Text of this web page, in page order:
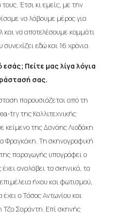
Έτσι κι εμείς, με την
να λάβουμε μέρος για
να αποτελέσουμε κομμάτι
εδώ και 16 χρόνια.
Πείτε μας λίγα λόγια
σας.
παρουσιάζεται από τη
try της Καλλιτεχνικής
της Δανάης Λιοδάκη
Φραγκάκη. Τη σκηνογραφική
παραγωγής υπογράφει ο
αναλάβει τα σκηνικά, τα
ήχου και φωτισμού,
ο Τάσος Αντωνίου και
Τζο Σαράντη. Επί σκηνής